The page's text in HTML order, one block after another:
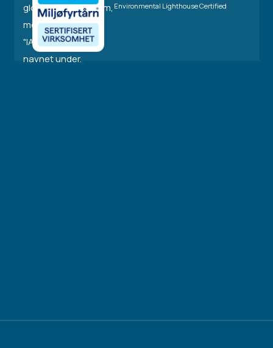
Environmental Lighthouse Certified